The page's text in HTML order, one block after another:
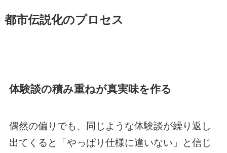
都市伝説化のプロセス
体験談の積み重ねが真実味を作る
偶然の偏りでも、同じような体験談が繰り返し
出てくると「やっぱり仕様に違いない」と信じ